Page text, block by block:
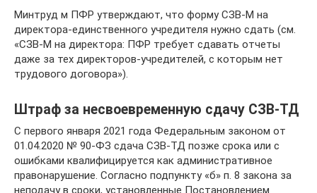
Минтруд м ПФР утверждают, что форму СЗВ-М на
директора-единственного учредителя нужно сдать (см.
«СЗВ-М на директора: ПФР требует сдавать отчеты
даже за тех директоров-учредителей, с которым нет
трудового договора»).
Штраф за несвоевременную сдачу СЗВ-ТД
C первого января 2021 года Федеральным законом от
01.04.2020 № 90-ФЗ сдача СЗВ-ТД позже срока или с
ошибками квалифицируется как административное
правонарушение. Согласно подпункту «б» п. 8 закона за
неподачу в сроки, установленные Постановлением